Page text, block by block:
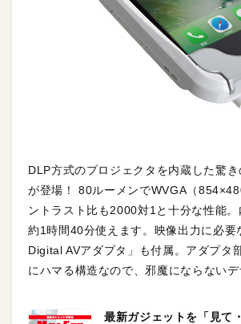
DLP方式のプロジェクタを内蔵した驚
が登場！ 80ルーメンでWVGA（
ントラスト比も2000対1と十分な性能
約1時間40分使えます。映像出力に必
Digital AVアダプタ」も付属。アダプタ
にハマる構造なので、邪魔にならないデ
最新ガジェットを「見て